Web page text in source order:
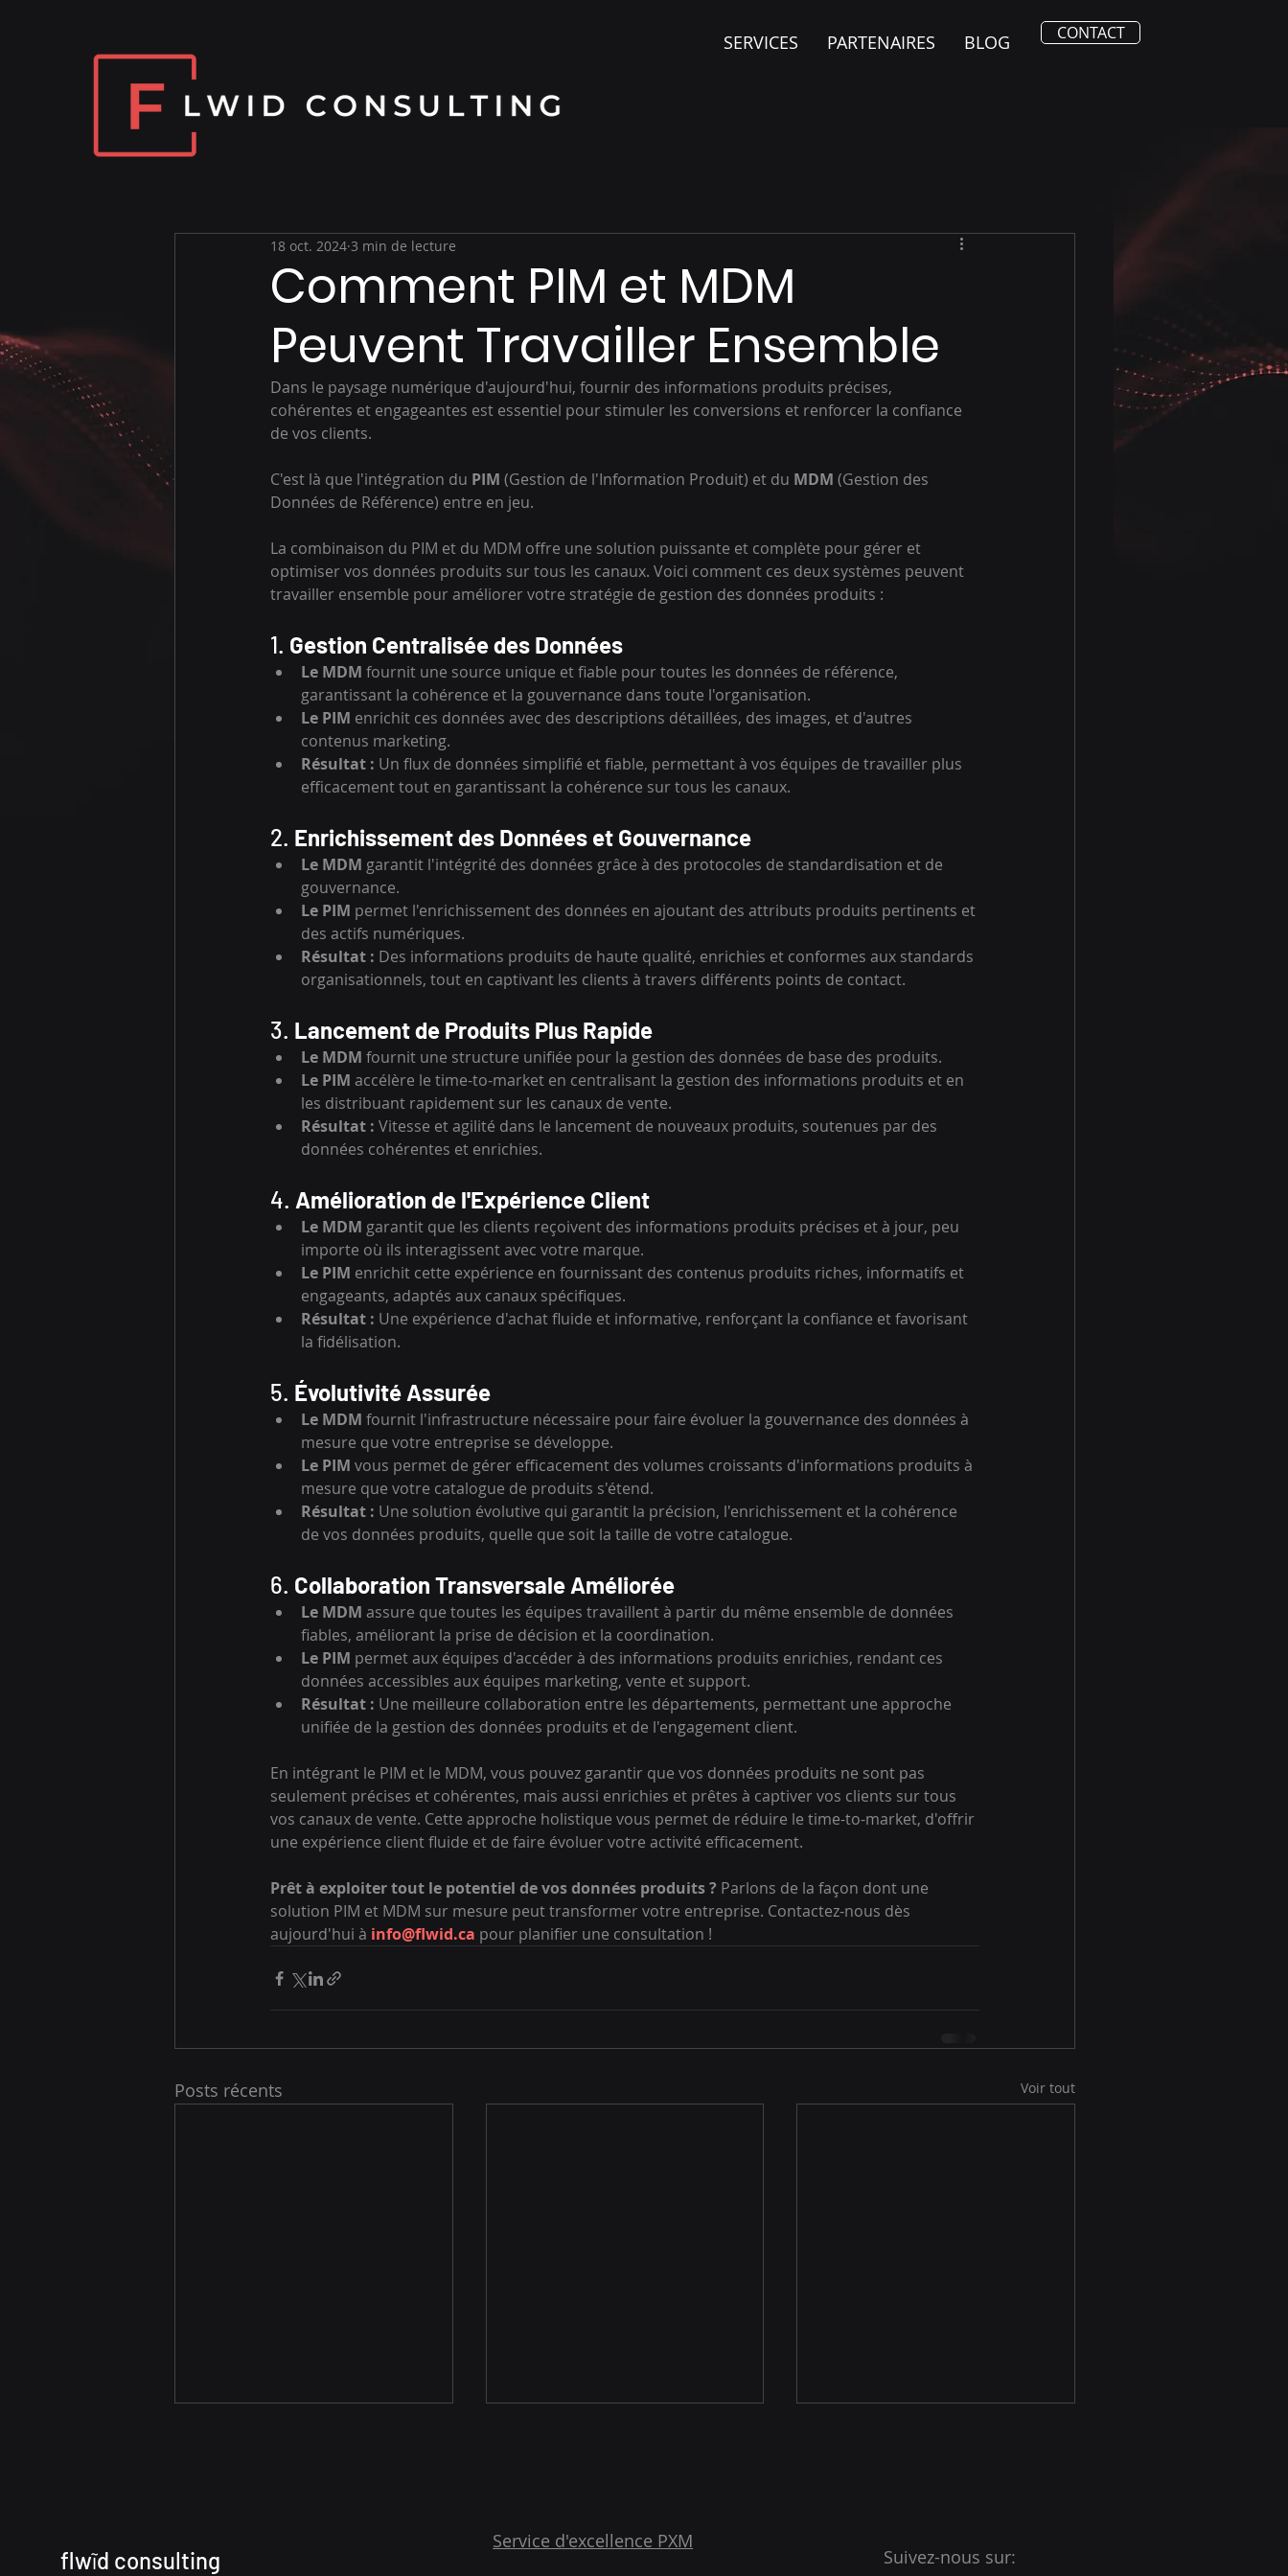
SERVICES PARTENAIRES BLOG CONTACT
Comment PIM et MDM
Peuvent Travailler Ensemble
18 oct. 2024 3 min de lecture
Dans le paysage numérique d'aujourd'hui, fournir des informations produits précises,
cohérentes et engageantes est essentiel pour stimuler les conversions et renforcer la confiance
de vos clients.
C'est là que l'intégration du PIM (Gestion de l'Information Produit) et du MDM (Gestion des
Données de Référence) entre en jeu.
La combinaison du PIM et du MDM offre une solution puissante et complète pour gérer et
optimiser vos données produits sur tous les canaux. Voici comment ces deux systèmes peuvent
travailler ensemble pour améliorer votre stratégie de gestion des données produits :
1. Gestion Centralisée des Données
Le MDM fournit une source unique et fiable pour toutes les données de référence,
garantissant la cohérence et la gouvernance dans toute l'organisation.
Le PIM enrichit ces données avec des descriptions détaillées, des images, et d'autres
contenus marketing.
Résultat : Un flux de données simplifié et fiable, permettant à vos équipes de travailler plus
efficacement tout en garantissant la cohérence sur tous les canaux.
2. Enrichissement des Données et Gouvernance
Le MDM garantit l'intégrité des données grâce à des protocoles de standardisation et de
gouvernance.
Le PIM permet l'enrichissement des données en ajoutant des attributs produits pertinents et
des actifs numériques.
Résultat : Des informations produits de haute qualité, enrichies et conformes aux standards
organisationnels, tout en captivant les clients à travers différents points de contact.
3. Lancement de Produits Plus Rapide
Le MDM fournit une structure unifiée pour la gestion des données de base des produits.
Le PIM accélère le time-to-market en centralisant la gestion des informations produits et en
les distribuant rapidement sur les canaux de vente.
Résultat : Vitesse et agilité dans le lancement de nouveaux produits, soutenues par des
données cohérentes et enrichies.
4. Amélioration de l'Expérience Client
Le MDM garantit que les clients reçoivent des informations produits précises et à jour, peu
importe où ils interagissent avec votre marque.
Le PIM enrichit cette expérience en fournissant des contenus produits riches, informatifs et
engageants, adaptés aux canaux spécifiques.
Résultat : Une expérience d'achat fluide et informative, renforçant la confiance et favorisant
la fidélisation.
5. Évolutivité Assurée
Le MDM fournit l'infrastructure nécessaire pour faire évoluer la gouvernance des données à
mesure que votre entreprise se développe.
Le PIM vous permet de gérer efficacement des volumes croissants d'informations produits à
mesure que votre catalogue de produits s'étend.
Résultat : Une solution évolutive qui garantit la précision, l'enrichissement et la cohérence
de vos données produits, quelle que soit la taille de votre catalogue.
6. Collaboration Transversale Améliorée
Le MDM assure que toutes les équipes travaillent à partir du même ensemble de données
fiables, améliorant la prise de décision et la coordination.
Le PIM permet aux équipes d'accéder à des informations produits enrichies, rendant ces
données accessibles aux équipes marketing, vente et support.
Résultat : Une meilleure collaboration entre les départements, permettant une approche
unifiée de la gestion des données produits et de l'engagement client.
En intégrant le PIM et le MDM, vous pouvez garantir que vos données produits ne sont pas
seulement précises et cohérentes, mais aussi enrichies et prêtes à captiver vos clients sur tous
vos canaux de vente. Cette approche holistique vous permet de réduire le time-to-market, d'offrir
une expérience client fluide et de faire évoluer votre activité efficacement.
Prêt à exploiter tout le potentiel de vos données produits ? Parlons de la façon dont une
solution PIM et MDM sur mesure peut transformer votre entreprise. Contactez-nous dès
aujourd'hui à info@flwid.ca pour planifier une consultation !
Posts récents Voir tout
flwĩd consulting
Service d'excellence PXM
Suivez-nous sur: